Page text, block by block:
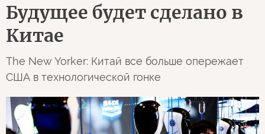
Будущее будет сделано в
Китае
The New Yorker: Китай все больше опережает
США в технологической гонке